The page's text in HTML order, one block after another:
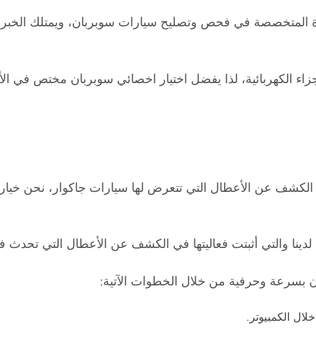
في فحص وتصليح سيارات سوبربان، ويمتلك الخبرة
الكهربائية، لذا يفضل اختيار اخصائي سوبربان مختص في
عن الأعطال التي تتعرض لها سيارات جاكوار، نحن
والتي أثبتت فعاليتها في الكشف عن الأعطال التي تحدث
بسرعة وحرفية من خلال الخطوات الآتية:
الكمبيوتر.